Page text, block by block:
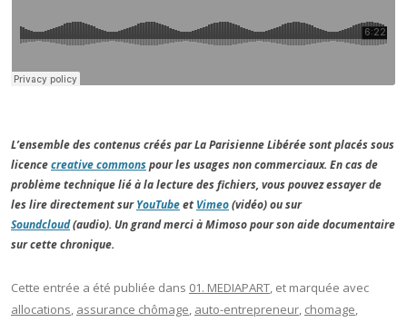
L’ensemble des contenus créés par La Parisienne Libérée sont placés sous
licencecreative commonspour les usages non commerciaux. En cas de
problème technique lié à la lecture des fichiers, vous pouvez essayer de
les lire directement surYouTubeet Vimeo(vidéo) ou sur
Soundcloud(audio). Un grand merci à Mimoso pour son aide documentaire
sur cette chronique.
Cette entrée a été publiée dans 01. MEDIAPART, et marquée avec
allocations, assurance chômage, auto-entrepreneur, chomage,